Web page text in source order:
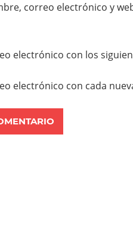
correo electrónico y
electrónico con los
electrónico con cada